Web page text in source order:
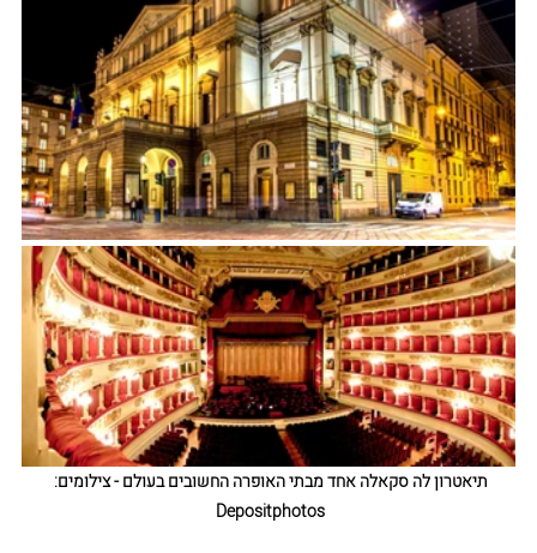
תיאטרון לה סקאלה אחד מבתי האופרה החשובים בעולם - צילומים:
Depositphotos